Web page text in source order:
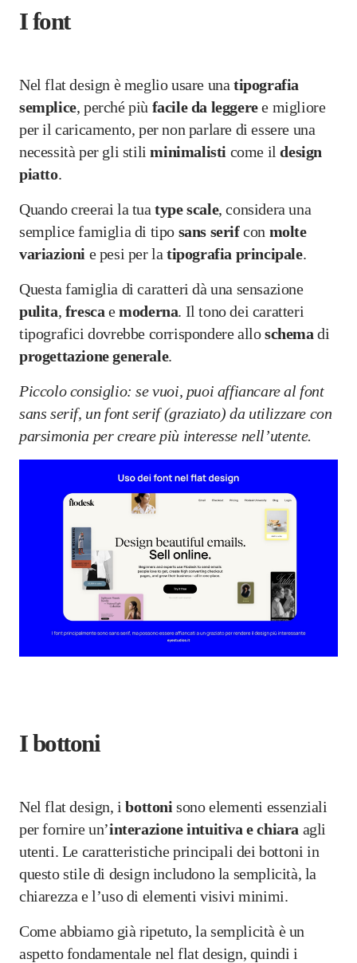
I font
Nel flat design è meglio usare una tipografia
semplice, perché più facile da leggeree migliore
per il caricamento, per non parlare di essere una
necessità per gli stiliminimalisti come ildesign
piatto.
Quando creerai la tuatype scale, considera una
semplice famiglia di tipo sans serifcon molte
variazioni e pesi per la tipografia principale.
Questa famiglia di caratteri dà una sensazione
pulita, fresca emoderna. Il tono dei caratteri
tipografici dovrebbe corrispondere alloschema di
progettazione generale.
Piccolo consiglio: se vuoi, puoi affiancare al font
sans serif, un font serif (graziato) da utilizzare con
parsimonia per creare più interesse nell’utente.
I bottoni
Nel flat design, ibottoni sono elementi essenziali
per fornire un’interazione intuitiva e chiara agli
utenti. Le caratteristiche principali dei bottoni in
questo stile di design includono la semplicità, la
chiarezza e l’uso di elementi visivi minimi.
Come abbiamo già ripetuto, la semplicità è un
aspetto fondamentale nel flat design, quindi i